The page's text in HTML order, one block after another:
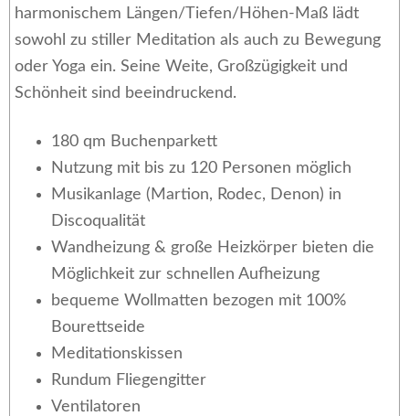
harmonischem Längen/Tiefen/Höhen-Maß lädt
sowohl zu stiller Meditation als auch zu Bewegung
oder Yoga ein. Seine Weite, Großzügigkeit und
Schönheit sind beeindruckend.
180 qm Buchenparkett
Nutzung mit bis zu 120 Personen möglich
Musikanlage (Martion, Rodec, Denon) in
Discoqualität
Wandheizung & große Heizkörper bieten die
Möglichkeit zur schnellen Aufheizung
bequeme Wollmatten bezogen mit 100%
Bourettseide
Meditationskissen
Rundum Fliegengitter
Ventilatoren